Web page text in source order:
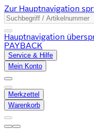
Zur Hauptnavigation
Hauptnavigation
PAYBACK
Service & Hilfe
Mein Konto
Merkzettel
Warenkorb